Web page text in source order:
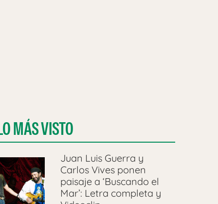
MÁS VISTO
Juan Luis Guerra y
Carlos Vives ponen
paisaje a ‘Buscando el
Mar’: Letra completa y